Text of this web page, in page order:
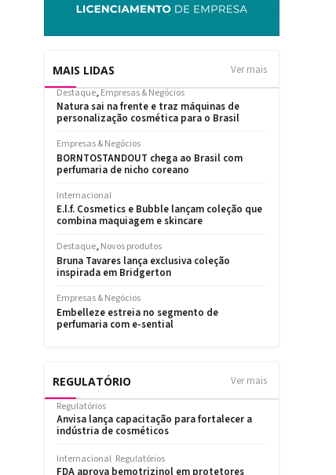
MAIS LIDAS Ver mais
REGULATÓRIO Ver mais
Regulatórios
Anvisa lança capacitação para fortalecer a
indústria de cosméticos
Internacional Regulatórios
FDA aprova bemotrizinol em protetores